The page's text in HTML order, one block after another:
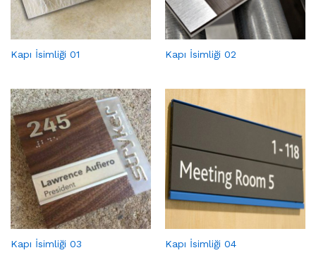
Kapı İsimliği 01 Kapı İsimliği 02
Kapı İsimliği 03 Kapı İsimliği 04